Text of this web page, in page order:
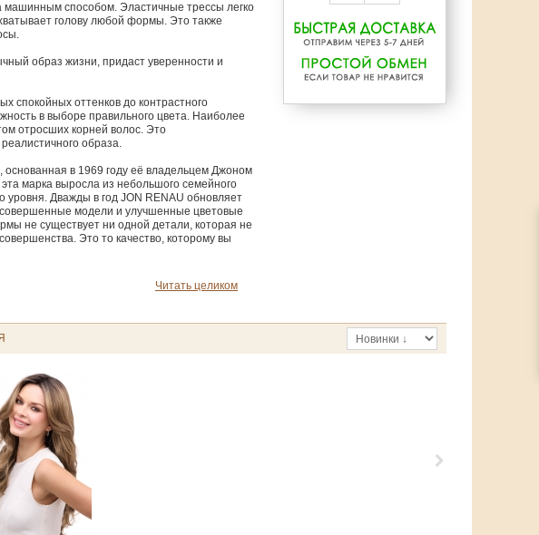
машинным способом. Эластичные трессы легко
голову любой формы. Это также
образ жизни, придаст уверенности и
спокойных оттенков до контрастного
в выборе правильного цвета. Наиболее
отросших корней волос. Это
образа.
основанная в 1969 году её владельцем Джоном
марка выросла из небольшого семейного
уровня. Дважды в год JON RENAU обновляет
модели и улучшенные цветовые
не существует ни одной детали, которая не
Это то качество, которому вы
вашего изделия и защитит волосы от
Какая форма причёски подойдёт мне?
Руководство для новичка
Читать целиком